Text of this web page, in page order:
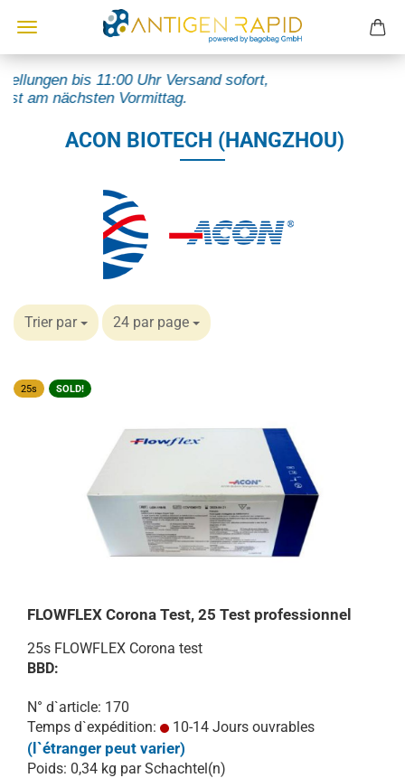
bis 11:00 Uhr Versand sofort,
am nächsten Vormittag.
ACON BIOTECH (HANGZHOU)
Trier par 24 par page
25s SOLD!
FLOWFLEX Corona Test, 25 Test professionnel
25s FLOWFLEX Corona test
BBD:
N° d`article: 170
Temps d`expédition:
10-14 Jours ouvrables
(l`étranger peut varier)
Poids: 0,34 kg par Schachtel(n)